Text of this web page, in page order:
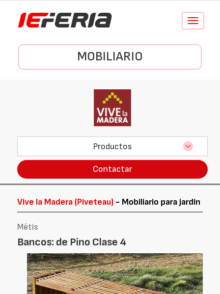
Conmutar
MOBILIARIO
Productos
Contactar
Vive la Madera (Piveteau) - Mobiliario para jardín
Métis
Bancos: de Pino Clase 4